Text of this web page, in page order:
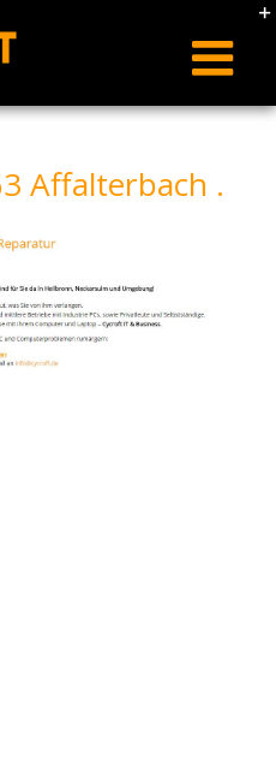
Affalterbach .